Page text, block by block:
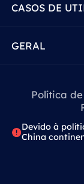
CASOS DE
GERAL
Política
Devido à
China